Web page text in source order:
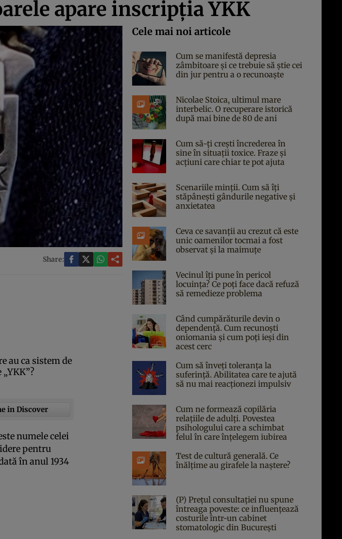
apare inscripţia YKK
Share:
au ca sistem de
in Discover
numele celei
pentru
în anul 1934
Cele mai noi articole
Cum se manifestă depresia
zâmbitoare și ce trebuie să știe cei
din jur pentru a o recunoaște
Nicolae Stoica, ultimul mare
interbelic. O recuperare istorică
după mai bine de 80 de ani
Cum să-ți crești încrederea în
sine în situații toxice. Fraze și
acțiuni care chiar te pot ajuta
Scenariile minții. Cum să îți
stăpânești gândurile negative și
anxietatea
Ceva ce savanții au crezut că este
unic oamenilor tocmai a fost
observat și la maimuțe
Vecinul îți pune în pericol
locuința? Ce poți face dacă refuză
să remedieze problema
Când cumpărăturile devin o
dependență. Cum recunoști
oniomania și cum poți ieși din
acest cerc
Cum să înveți toleranța la
suferință. Abilitatea care te ajută
să nu mai reacționezi impulsiv
Cum ne formează copilăria
relațiile de adulți. Povestea
psihologului care a schimbat
felul în care înțelegem iubirea
Test de cultură generală. Ce
înălțime au girafele la naștere?
(P) Prețul consultației nu spune
întreaga poveste: ce influențează
costurile într-un cabinet
stomatologic din București